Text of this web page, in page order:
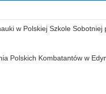
w Polskiej Szkole
Polskich Kombatantów w